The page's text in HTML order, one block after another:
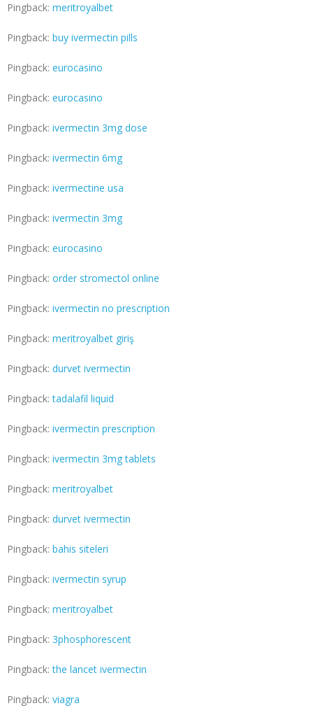
Pingback: meritroyalbet
Pingback: buy ivermectin pills
Pingback: eurocasino
Pingback: eurocasino
Pingback: ivermectin 3mg dose
Pingback: ivermectin 6mg
Pingback: ivermectine usa
Pingback: ivermectin 3mg
Pingback: eurocasino
Pingback: order stromectol online
Pingback: ivermectin no prescription
Pingback: meritroyalbet giriş
Pingback: durvet ivermectin
Pingback:tadalafil liquid
Pingback: ivermectin prescription
Pingback: ivermectin 3mg tablets
Pingback: meritroyalbet
Pingback: durvet ivermectin
Pingback: bahis siteleri
Pingback: ivermectin syrup
Pingback: meritroyalbet
Pingback: 3phosphorescent
Pingback:the lancet ivermectin
Pingback: viagra